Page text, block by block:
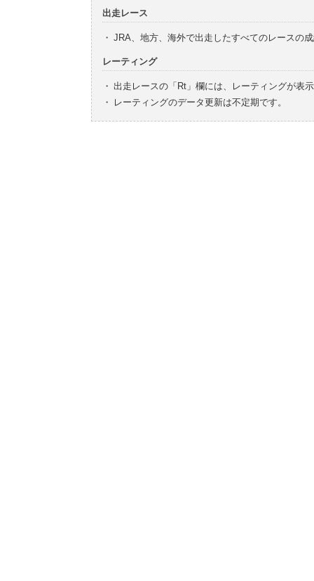
出走レース
・ JRA、地方、海外で出走したすべてのレースの
レーティング
・ 出走レースの「Rt」欄には、レーティングが表
・
レーティングのデータ更新は不定期です。